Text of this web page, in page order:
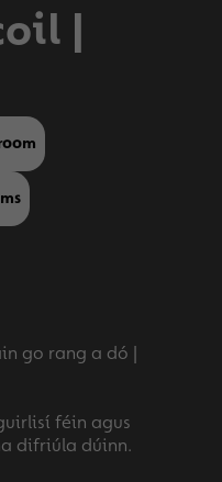
|
go rang a dó |
féin agus
difriúla dúinn.